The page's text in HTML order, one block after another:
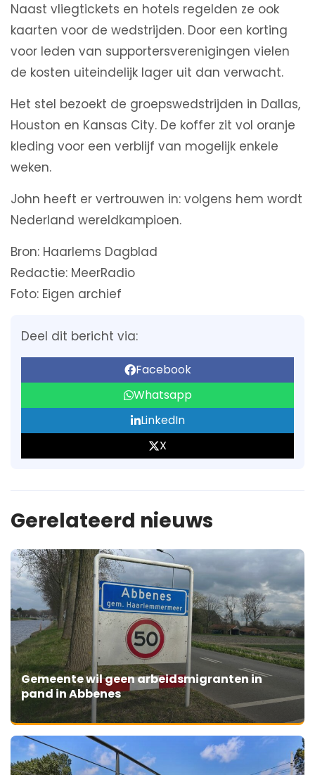
Naast vliegtickets en hotels regelden ze ook
kaarten voor de wedstrijden. Door een korting
voor leden van supportersverenigingen vielen
de kosten uiteindelijk lager uit dan verwacht.
Het stel bezoekt de groepswedstrijden in Dallas,
Houston en Kansas City. De koffer zit vol oranje
kleding voor een verblijf van mogelijk enkele
weken.
John heeft er vertrouwen in: volgens hem wordt
Nederland wereldkampioen.
Bron: Haarlems Dagblad
Redactie: MeerRadio
Foto: Eigen archief
Deel dit bericht via:
Facebook
Whatsapp
LinkedIn
X
Gerelateerd nieuws
Gemeente wil geen arbeidsmigranten in
pand in Abbenes